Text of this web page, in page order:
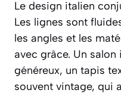
Le design italien
Les lignes sont
les angles et les
avec grâce. Un
généreux, un tapis
souvent vintage, qui